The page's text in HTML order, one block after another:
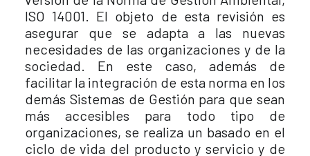
ISO 14001. El objeto de esta revisión es
asegurar que se adapta a las nuevas
necesidades de las organizaciones y de la
sociedad. En este caso, además de
facilitar la integración de esta norma en los
demás Sistemas de Gestión para que sean
más accesibles para todo tipo de
organizaciones, se realiza un basado en el
ciclo de vida del producto y servicio y de